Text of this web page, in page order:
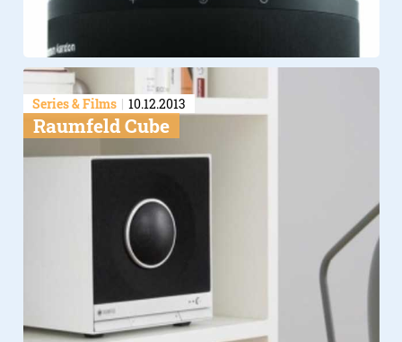
Series & Films 10.12.2013
Raumfeld Cube